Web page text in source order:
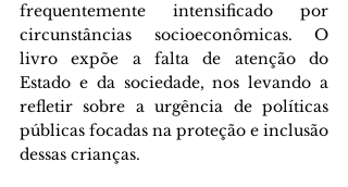
frequentemente intensificado por
circunstâncias socioeconômicas. O
livro expõe a falta de atenção do
Estado e da sociedade, nos levando a
refletir sobre a urgência de políticas
públicas focadas na proteção e inclusão
dessas crianças.